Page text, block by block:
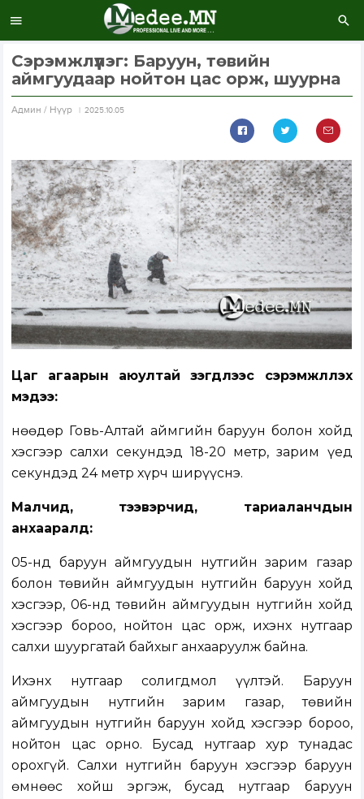
Сэрэмжлүүлэг: Баруун, төвийн
аймгуудаар нойтон цас орж, шуурна
Aдмин / Нүүр 2025.10.05
Цаг агаарын аюултай үзэгдлээс сэрэмжлүүлэх
мэдээ:
Өнөөдөр Говь-Алтай аймгийн баруун болон хойд
хэсгээр салхи секундэд 18-20 метр, зарим үед
секундэд 24 метр хүрч ширүүснэ.
Малчид, тээвэрчид, тариаланчдын
анхааралд:
05-нд баруун аймгуудын нутгийн зарим газар
болон төвийн аймгуудын нутгийн баруун хойд
хэсгээр, 06-нд төвийн аймгуудын нутгийн хойд
хэсгээр бороо, нойтон цас орж, ихэнх нутгаар
салхи шуургатай байхыг анхааруулж байна.
Ихэнх нутгаар солигдмол үүлтэй. Баруун
аймгуудын нутгийн зарим газар, төвийн
аймгуудын нутгийн баруун хойд хэсгээр бороо,
нойтон цас орно. Бусад нутгаар хур тунадас
орохгүй. Салхи нутгийн баруун хэсгээр баруун
өмнөөс хойш эргэж, бусад нутгаар баруун